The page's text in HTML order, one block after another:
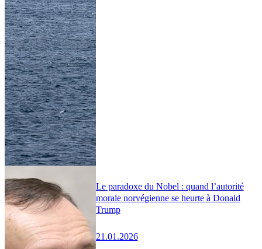
Le paradoxe du Nobel : quand l’autorité
morale norvégienne se heurte à Donald
Trump
21.01.2026